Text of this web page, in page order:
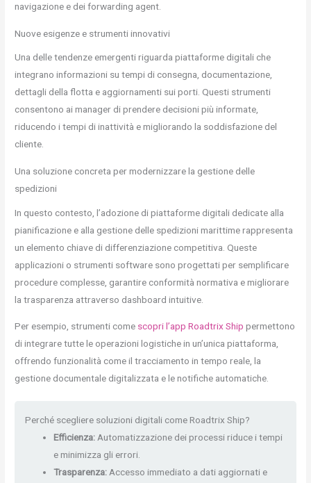
navigazione e dei forwarding agent.
Nuove esigenze e strumenti innovativi
Una delle tendenze emergenti riguarda piattaforme digitali che
integrano informazioni su tempi di consegna, documentazione,
dettagli della flotta e aggiornamenti sui porti. Questi strumenti
consentono ai manager di prendere decisioni più informate,
riducendo i tempi di inattività e migliorando la soddisfazione del
cliente.
Una soluzione concreta per modernizzare la gestione delle
spedizioni
In questo contesto, l’adozione di piattaforme digitali dedicate alla
pianificazione e alla gestione delle spedizioni marittime rappresenta
un elemento chiave di differenziazione competitiva. Queste
applicazioni o strumenti software sono progettati per semplificare
procedure complesse, garantire conformità normativa e migliorare
la trasparenza attraverso dashboard intuitive.
Per esempio, strumenti come scopri l’app Roadtrix Ship permettono
di integrare tutte le operazioni logistiche in un’unica piattaforma,
offrendo funzionalità come il tracciamento in tempo reale, la
gestione documentale digitalizzata e le notifiche automatiche.
Perché scegliere soluzioni digitali come Roadtrix Ship?
Efficienza:Automatizzazione dei processi riduce i tempi
e minimizza gli errori.
Trasparenza:Accesso immediato a dati aggiornati e